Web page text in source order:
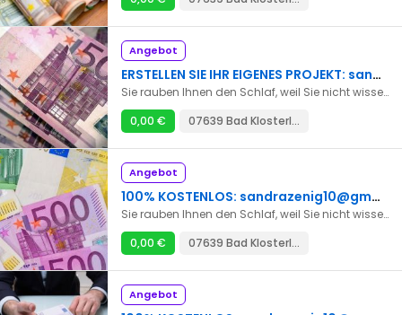
Angebot
ERSTELLEN SIE IHR EIGENES PROJEKT: sandrazenig10@gmail.com
Sie rauben Ihnen den Schlaf, weil Sie nicht wissen, wie Sie einen Kredit bekommen. * Sie suchen einen Kredit zur Schuldentilgung. * Sie suchen einen Kredit für die Gründung Ihres Unternehmens. * Sie suchen Kredite für Großprojekte. * Sie haben einen Traum und erkennen, dass er nicht realisierbar ist. Wir bieten Ihnen Finanzierungen und Investitionskredite, damit Sie Ihre Projekte endlich verwirklichen können. Kontakt: sandrazenig10@gmail.com
0,00 €
07639 Bad Klosterlausnitz
Angebot
100% KOSTENLOS: sandrazenig10@gmail.com
Sie rauben Ihnen den Schlaf, weil Sie nicht wissen, wie Sie einen Kredit bekommen. * Sie suchen einen Kredit zur Schuldentilgung. * Sie suchen einen Kredit für die Gründung Ihres Unternehmens. * Sie suchen Kredite für Großprojekte. * Sie haben einen Traum und erkennen, dass er nicht realisierbar ist. Wir bieten Ihnen Finanzierungen und Investitionskredite, damit Sie Ihre Projekte endlich verwirklichen können. Kontakt: sandrazenig10@gmail.com
0,00 €
07639 Bad Klosterlausnitz
Angebot